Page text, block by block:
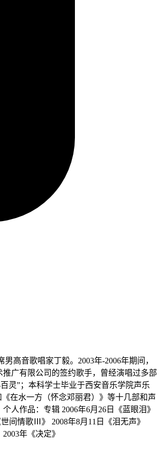
高音歌唱家丁毅。2003年-2006年期间，
广有限公司的签约歌手，曾经演唱过多部
灵”；本科学士毕业于西安音乐学院声乐
在水一方（怀念邓丽君）》等十几部和声
人作品：专辑 2006年6月26日《蓝眼泪》
间情歌Ⅲ》 2008年8月11日《泪无声》
年《决定》